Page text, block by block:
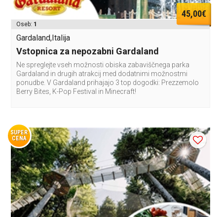
45,00€
Oseb: 1
Gardaland,Italija
Vstopnica za nepozabni Gardaland
Ne spreglejte vseh možnosti obiska zabaviščnega parka
Gardaland in drugih atrakcij med dodatnimi možnostmi
ponudbe. V Gardaland prihajajo 3 top dogodki: Prezzemolo
Berry Bites, K-Pop Festival in Minecraft!
SUPER
CENA